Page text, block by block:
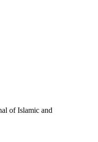
of Islamic and